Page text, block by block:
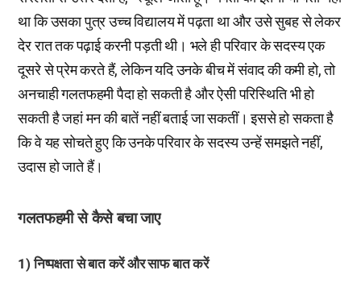
था कि उसका पुत्र उच्च विद्यालय में पढ़ता था और उसे सुबह से लेकर
देर रात तक पढ़ाई करनी पड़ती थी। भले ही परिवार के सदस्य एक
दूसरे से प्रेम करते हैं, लेकिन यदि उनके बीच में संवाद की कमी हो, तो
अनचाही गलतफहमी पैदा हो सकती है और ऐसी परिस्थिति भी हो
सकती है जहां मन की बातें नहीं बताई जा सकतीं। इससे हो सकता है
कि वे यह सोचते हुए कि उनके परिवार के सदस्य उन्हें समझते नहीं,
उदास हो जाते हैं।
गलतफहमी से कैसे बचा जाए
1) निष्पक्षता से बात करें और साफ बात करें